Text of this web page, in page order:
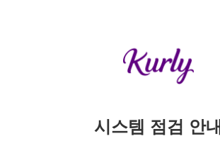
시스템 점검 안내